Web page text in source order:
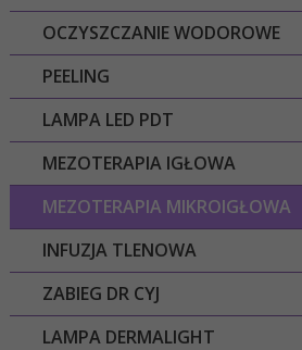
OCZYSZCZANIE WODOROWE
PEELING
LAMPA LED PDT
MEZOTERAPIA IGŁOWA
MEZOTERAPIA MIKROIGŁOWA
INFUZJA TLENOWA
ZABIEG DR CYJ
LAMPA DERMALIGHT